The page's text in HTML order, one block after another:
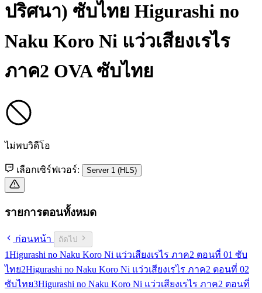
ปริศนา) ซับไทย Higurashi no
Naku Koro Ni แว่วเสียงเรไร
ภาค2 OVA ซับไทย
ไม่พบวิดีโอ
เลือกเซิร์ฟเวอร์: Server 1 (HLS)
รายการตอนทั้งหมด
ก่อนหน้า ถัดไป
1Higurashi no Naku Koro Ni แว่วเสียงเรไร ภาค2 ตอนที่ 01 ซับ
ไทย2Higurashi no Naku Koro Ni แว่วเสียงเรไร ภาค2 ตอนที่ 02
ซับไทย3Higurashi no Naku Koro Ni แว่วเสียงเรไร ภาค2 ตอนที่